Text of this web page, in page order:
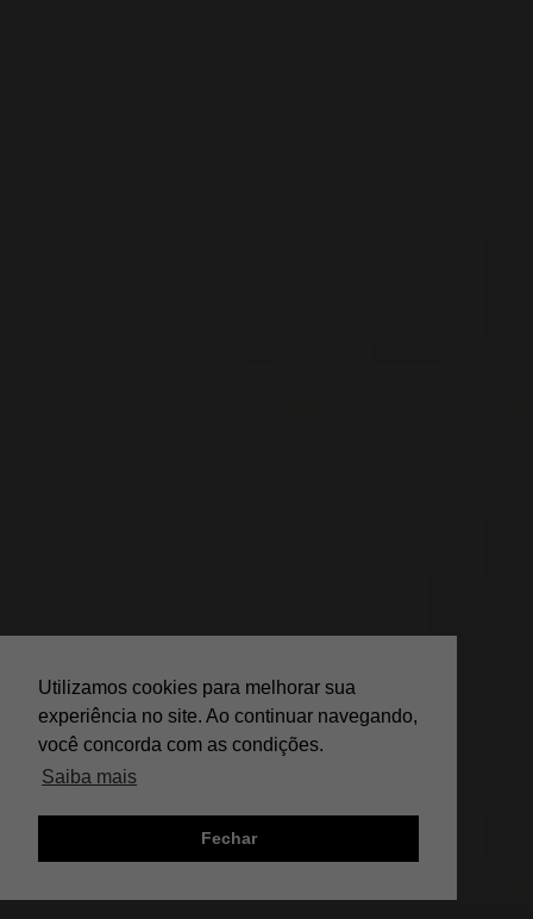
Utilizamos cookies para melhorar sua
experiência no site. Ao continuar navegando,
você concorda com as condições.
Saiba mais
Fechar
;